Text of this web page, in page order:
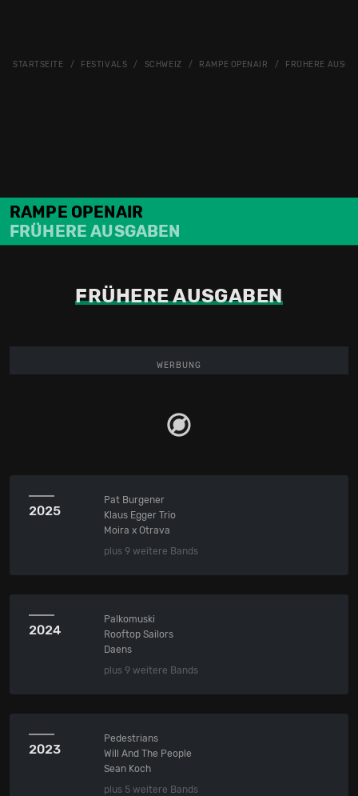
STARTSEITE FESTIVALS SCHWEIZ RAMPE OPENAIR FRÜHERE
RAMPE OPENAIR
FRÜHERE AUSGABEN
FRÜHERE AUSGABEN
WERBUNG
2025
Pat Burgener
Klaus Egger Trio
Moira x Otrava
plus 9 weitere Bands
2024
Palkomuski
Rooftop Sailors
Daens
plus 9 weitere Bands
2023
Pedestrians
Will And The People
Sean Koch
plus 5 weitere Bands